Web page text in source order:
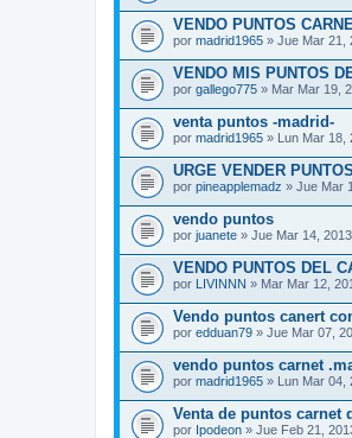
VENDO PUNTOS
por madrid1965 » Jue Mar 21,
VENDO MIS PUNTOS
por gallego775 » Mar Mar 19,
venta puntos -madrid-
por madrid1965 » Lun Mar 18,
URGE VENDER PUNTOS
por pineapplemadz » Jue Mar
vendo puntos
por juanete » Jue Mar 14,
VENDO PUNTOS DEL
por LIVINNN » Mar Mar 12,
Vendo puntos canert
por edduan79 » Jue Mar 07,
vendo puntos carnet
por madrid1965 » Lun Mar 04,
Venta de puntos carnet
por Ipodeon » Jue Feb 21,